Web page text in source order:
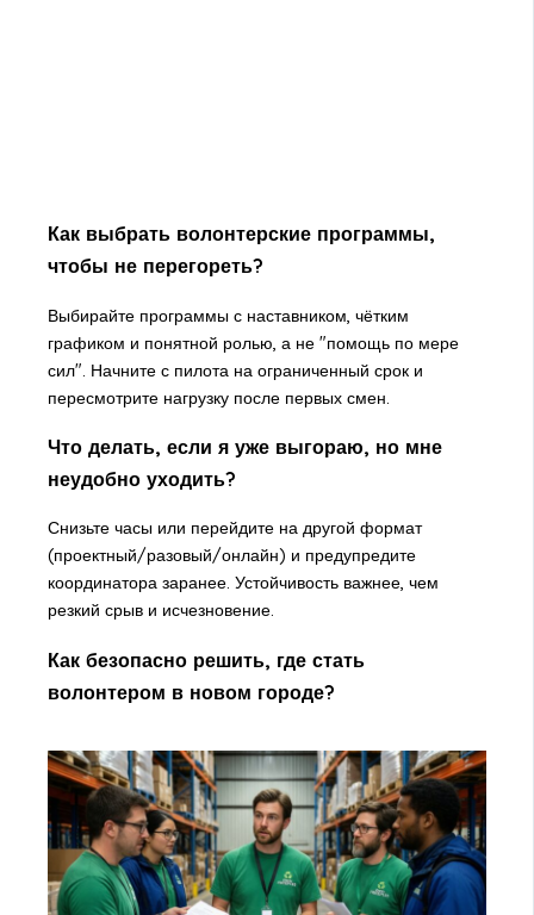
Как выбрать волонтерские программы,
чтобы не перегореть?
Выбирайте программы с наставником, чётким
графиком и понятной ролью, а не "помощь по мере
сил". Начните с пилота на ограниченный срок и
пересмотрите нагрузку после первых смен.
Что делать, если я уже выгораю, но мне
неудобно уходить?
Снизьте часы или перейдите на другой формат
(проектный/разовый/онлайн) и предупредите
координатора заранее. Устойчивость важнее, чем
резкий срыв и исчезновение.
Как безопасно решить, где стать
волонтером в новом городе?